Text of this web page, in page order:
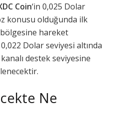
Coin‘in 0,025 Dolar
konusu olduğunda ilk
hareket
0,022 Dolar seviyesi altında
destek seviyesine
Ne